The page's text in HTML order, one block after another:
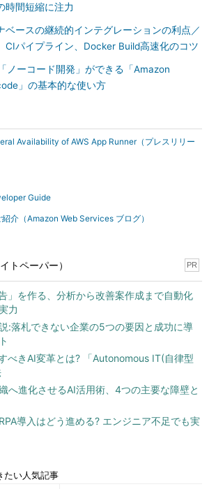
時間短縮に注力
ベースの継続的インテグレーションの利点／
CIパイプライン、Docker Build高速化のコツ
ノーコード開発」ができる「Amazon
」の基本的な使い方
Availability of AWS App Runner（プレスリリー
Guide
介（Amazon Web Services ブログ）
トペーパー） PR
」を作る、分析から改善案作成まで自動化
力
:落札できない企業の5つの要因と成功に導
べきAI変革とは? 「Autonomous IT(自律型
へ進化させるAI活用術、4つの主要な障壁と
導入はどう進める? エンジニア不足でも実
たい人気記事